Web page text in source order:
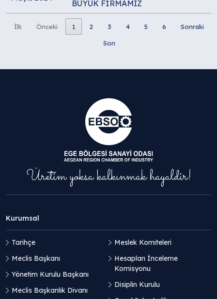
BÜYÜK FİRMAMIZ
İlk Önceki 1 2 3 4 5 6 Sonraki
Son
Kurumsal
Tarihçe
Meclis Başkanı
Yönetim Kurulu Başkanı
Meclis Başkanlık Divanı
Meslek Komiteleri
Hesapları İnceleme
Komisyonu
Disiplin Kurulu